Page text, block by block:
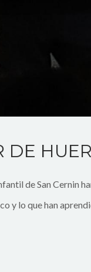
DE
de San Cernin
y lo que han